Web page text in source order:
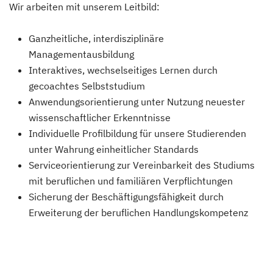
Wir arbeiten mit unserem Leitbild:
Ganzheitliche, interdisziplinäre
Managementausbildung
Interaktives, wechselseitiges Lernen durch
gecoachtes Selbststudium
Anwendungsorientierung unter Nutzung neuester
wissenschaftlicher Erkenntnisse
Individuelle Profilbildung für unsere Studierenden
unter Wahrung einheitlicher Standards
Serviceorientierung zur Vereinbarkeit des Studiums
mit beruflichen und familiären Verpflichtungen
Sicherung der Beschäftigungsfähigkeit durch
Erweiterung der beruflichen Handlungskompetenz